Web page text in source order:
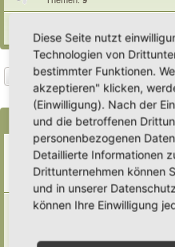
Neues Thema
8 Themen
Erweiterung der
Letzter Beitrag vonHeike Ehrle
Verfasst inAnkündigungen &
Antworten:3
[Bitte lesen] Wie
Verfasst inEingetragener Hortus
Diese Seite nutzt
Technologien von
bestimmter Funktionen.
akzeptieren" klicken,
(Einwilligung). Nach der
und die betroffenen
personenbezogenen
Detaillierte Informationen
Drittunternehmen können
und in unserer
können Ihre Einwilligung